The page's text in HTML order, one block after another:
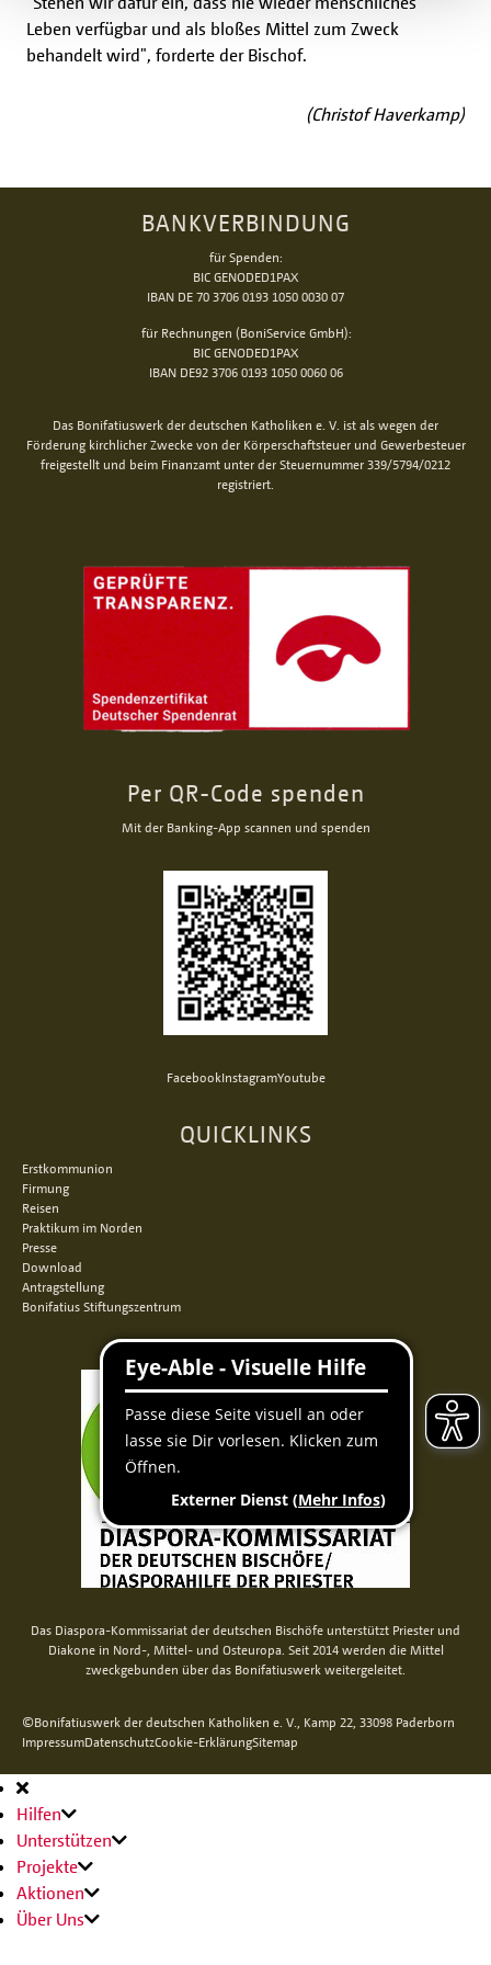
Leben verfügbar und als bloßes Mittel zum Zweck
behandelt wird", forderte der Bischof.
(Christof Haverkamp)
BANKVERBINDUNG
für Spenden:
BIC GENODED1PAX
IBAN DE 70 3706 0193 1050 0030 07
für Rechnungen (BoniService GmbH):
BIC GENODED1PAX
IBAN DE92 3706 0193 1050 0060 06
Das Bonifatiuswerk der deutschen Katholiken e. V. ist als wegen der
Förderung kirchlicher Zwecke von der Körperschaftsteuer und Gewerbesteuer
freigestellt und beim Finanzamt unter der Steuernummer 339/5794/0212
registriert.
Per QR-Code spenden
Mit der Banking-App scannen und spenden
FacebookInstagramYoutube
QUICKLINKS
Erstkommunion
Firmung
Reisen
Praktikum im Norden
Presse
Download
Antragstellung
Bonifatius Stiftungszentrum
Das Diaspora-Kommissariat der deutschen Bischöfe unterstützt Priester und
Diakone in Nord-, Mittel- und Osteuropa. Seit 2014 werden die Mittel
zweckgebunden über das Bonifatiuswerk weitergeleitet.
©Bonifatiuswerk der deutschen Katholiken e. V., Kamp 22, 33098 Paderborn
ImpressumDatenschutzCookie-ErklärungSitemap
Hauptnavigation
Hilfen
Unterstützen
Projekte
Aktionen
Über Uns